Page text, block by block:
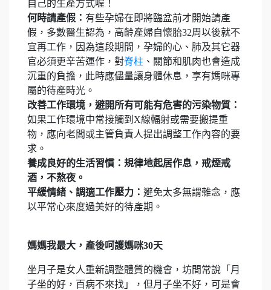
自己的生產方式喔！
何時請產假： 有些孕婦在即將臨盆前才開始請產
假，多數醫生認為，高齡產婦自懷胎32周以後就不
宜再工作，因為這段期間，孕婦的心、肺及其它器
官必須更辛苦運作，對脊柱 、關節和肌肉也會造成
沉重的負擔，此時應儘量讓身體休息，享有媽咪專
屬的待產時光。
改善工作環境，避開所有可能有危害的污染物質：
如果工作環境中常接觸到X線輻射或需要搬提重
物，應向老闆或主管負責人提出調整工作內容的要
求。
養成良好的生活習慣：規律地起居作息，戒煙戒
酒，不熬夜。
平緩情緒、調適工作壓力： 避免太多無謂雜念，應
以平常心來度過美好的待產期。
媽媽我最大，產後呵護媽咪30天
坐月子是女人重新調整體質的機會，坊間常說「月
子坐的好，百病不來找」，但月子坐不好，可是會